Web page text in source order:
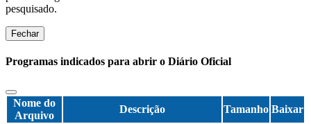
pesquisado.
Fechar
Programas indicados para abrir o Diário Oficial
Nome do
Arquivo
Descrição Tamanho Baixar